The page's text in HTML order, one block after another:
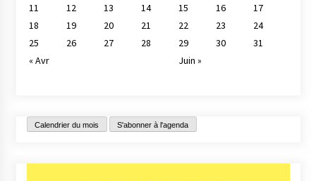
11
12 13 14 15 16
17
18
19 20 21 22 23
24
25
26 27 28 29 30
31
« Avr
Juin »
Calendrier du mois S'abonner à l'agenda